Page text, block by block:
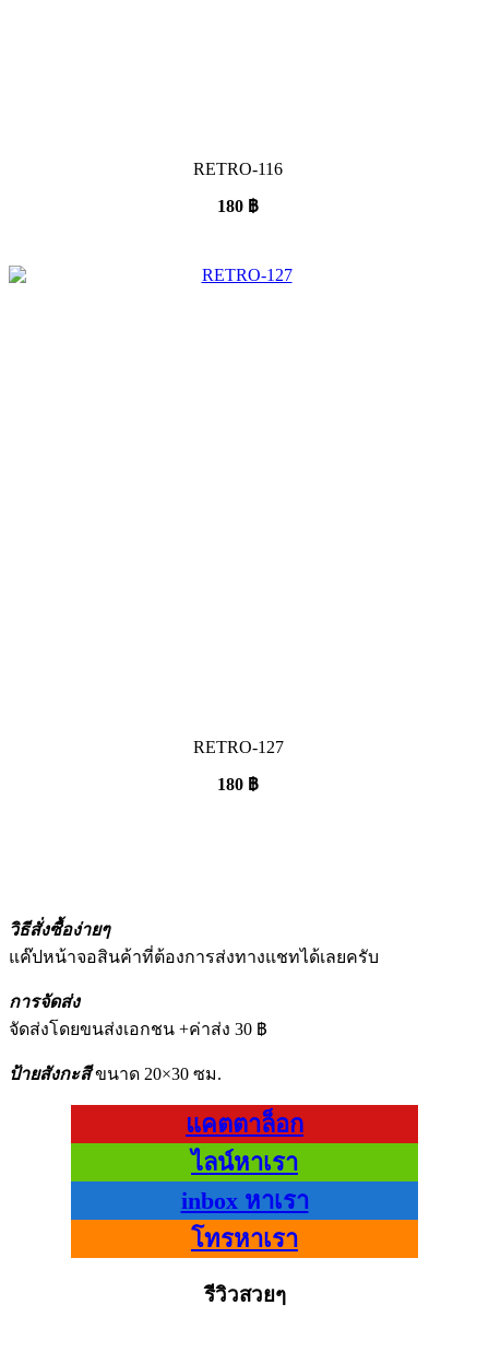
RETRO-116
180 ฿
RETRO-127
180 ฿
วิธีสั่งซื้อง่ายๆ
แค๊ปหน้าจอสินค้าที่ต้องการส่งทางแชทได้เลยครับ
การจัดส่ง
จัดส่งโดยขนส่งเอกชน +ค่าส่ง 30 ฿
ป้ายสังกะสีขนาด 20×30 ซม.
แคตตาล็อก
ไลน์หาเรา
inbox หาเรา
โทรหาเรา
รีวิวสวยๆ